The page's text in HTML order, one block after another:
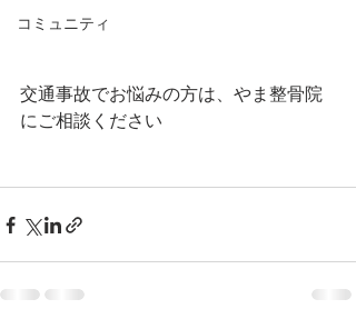
コミュニティ
交通事故でお悩みの方は、やま整骨院
にご相談ください